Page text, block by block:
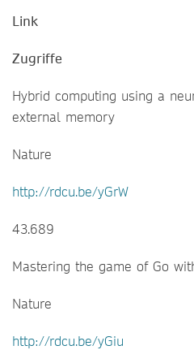
Link
Zugriffe
Hybrid computing using a
external memory
Nature
http://rdcu.be/yGrW
43.689
Mastering the game of Go
Nature
http://rdcu.be/yGiu